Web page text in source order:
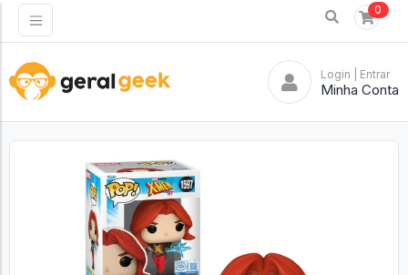
0
Login | Entrar
Minha Conta